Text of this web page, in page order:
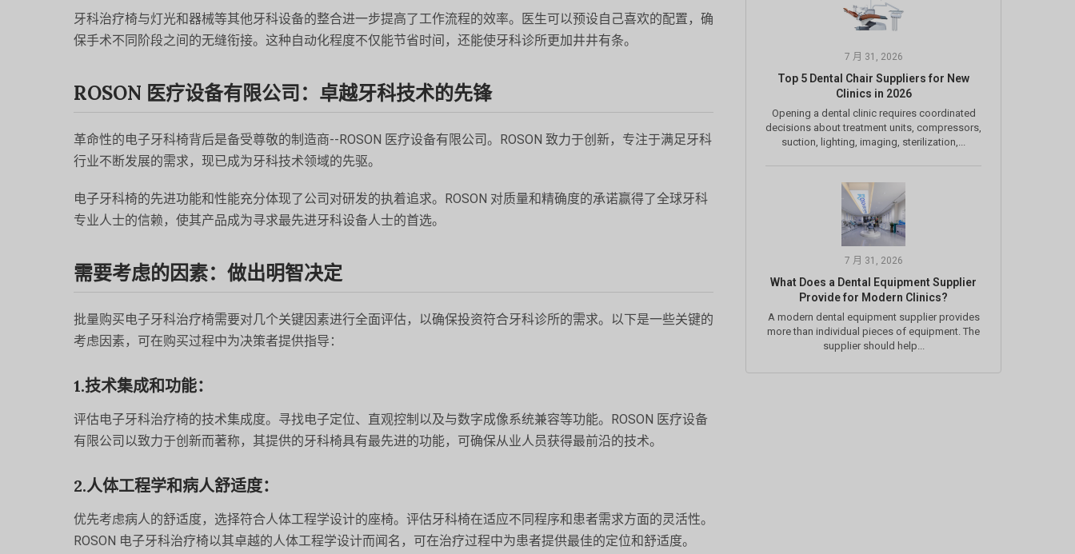
牙科治疗椅与灯光和器械等其他牙科设备的整合进一步提高了工作流程的效率。医生可以预设自己喜欢的配置，确
保手术不同阶段之间的无缝衔接。这种自动化程度不仅能节省时间，还能使牙科诊所更加井井有条。
ROSON 医疗设备有限公司：卓越牙科技术的先锋
革命性的电子牙科椅背后是备受尊敬的制造商--ROSON 医疗设备有限公司。ROSON 致力于创新，专注于满足牙科
行业不断发展的需求，现已成为牙科技术领域的先驱。
电子牙科椅的先进功能和性能充分体现了公司对研发的执着追求。ROSON 对质量和精确度的承诺赢得了全球牙科
专业人士的信赖，使其产品成为寻求最先进牙科设备人士的首选。
需要考虑的因素：做出明智决定
批量购买电子牙科治疗椅需要对几个关键因素进行全面评估，以确保投资符合牙科诊所的需求。以下是一些关键的
考虑因素，可在购买过程中为决策者提供指导：
1.技术集成和功能：
评估电子牙科治疗椅的技术集成度。寻找电子定位、直观控制以及与数字成像系统兼容等功能。ROSON 医疗设备
有限公司以致力于创新而著称，其提供的牙科椅具有最先进的功能，可确保从业人员获得最前沿的技术。
2.人体工程学和病人舒适度：
优先考虑病人的舒适度，选择符合人体工程学设计的座椅。评估牙科椅在适应不同程序和患者需求方面的灵活性。
ROSON 电子牙科治疗椅以其卓越的人体工程学设计而闻名，可在治疗过程中为患者提供最佳的定位和舒适度。
7 月 31, 2026
Top 5 Dental Chair Suppliers for New
Clinics in 2026
Opening a dental clinic requires coordinated
decisions about treatment units, compressors,
suction, lighting, imaging, sterilization,...
7 月 31, 2026
What Does a Dental Equipment Supplier
Provide for Modern Clinics?
A modern dental equipment supplier provides
more than individual pieces of equipment. The
supplier should help...